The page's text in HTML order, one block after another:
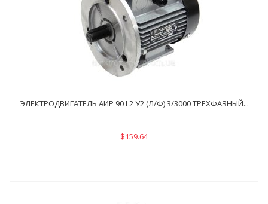
ЭЛЕКТРОДВИГАТЕЛЬ АИР 90 L2 У2 (Л/Ф) 3/3000 ТРЕХФАЗНЫЙ...
$159.64